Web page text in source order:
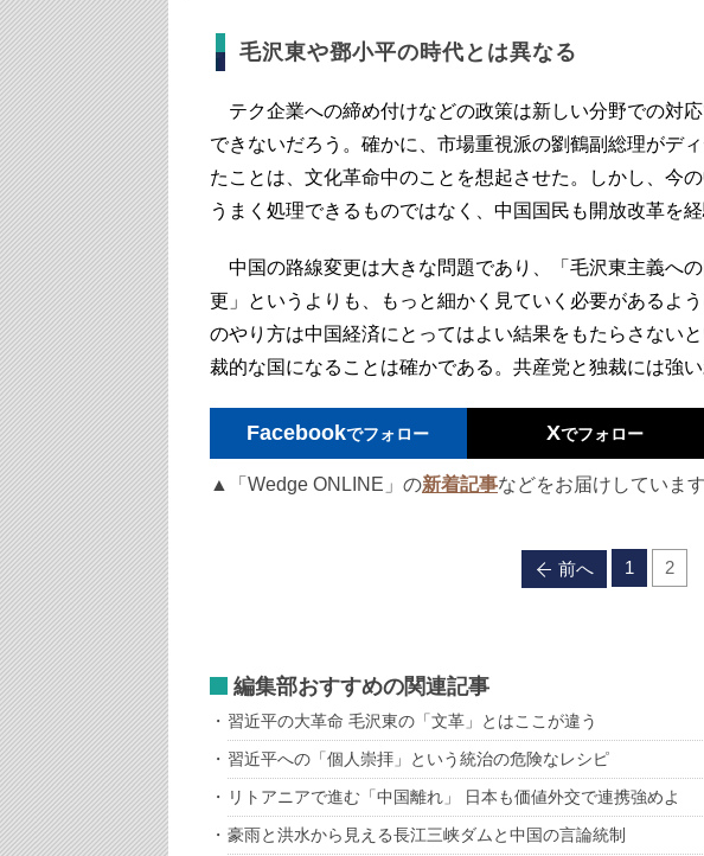
毛沢東や鄧小平の時代とは異なる
テク企業への締め付けなどの政策は新しい分野での対
できないだろう。確かに、市場重視派の劉鶴副総理がデ
たことは、文化革命中のことを想起させた。しかし、今
うまく処理できるものではなく、中国国民も開放改革を
中国の路線変更は大きな問題であり、「毛沢東主義へ
更」というよりも、もっと細かく見ていく必要があるよ
のやり方は中国経済にとってはよい結果をもたらさない
裁的な国になることは確かである。共産党と独裁には強い
Facebookでフォロー Xでフォロー
▲「Wedge ONLINE」の新着記事などをお届けしています
前へ 1 2
編集部おすすめの関連記事
習近平の大革命 毛沢東の「文革」とはここが違う
習近平への「個人崇拝」という統治の危険なレシピ
リトアニアで進む「中国離れ」 日本も価値外交で連携強めよ
豪雨と洪水から見える長江三峡ダムと中国の言論統制